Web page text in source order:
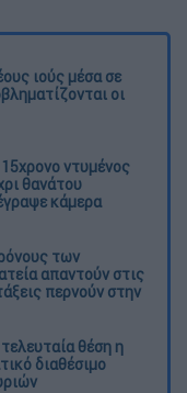
ιούς μέσα σε
οι
ντυμένος
θανάτου
κάμερα
των
απαντούν στις
περνούν στην
θέση η
διαθέσιμο